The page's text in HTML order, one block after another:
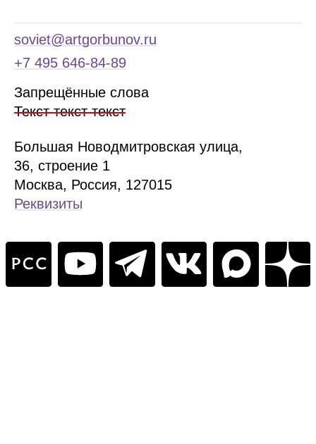
soviet@artgorbunov.ru
+7 495 646‑84‑89
Запрещённые слова
Текст текст текст
Большая Новодмитровская улица,
36, строение 1
Москва, Россия, 127015
Реквизиты